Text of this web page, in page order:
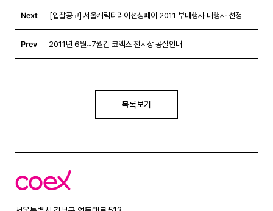
Next [입찰공고] 서울캐릭터라이선싱페어 2011 부대행사 대행사 선정
Prev 2011년 6월~7월간 코엑스 전시장 공실안내
목록보기
코
엑